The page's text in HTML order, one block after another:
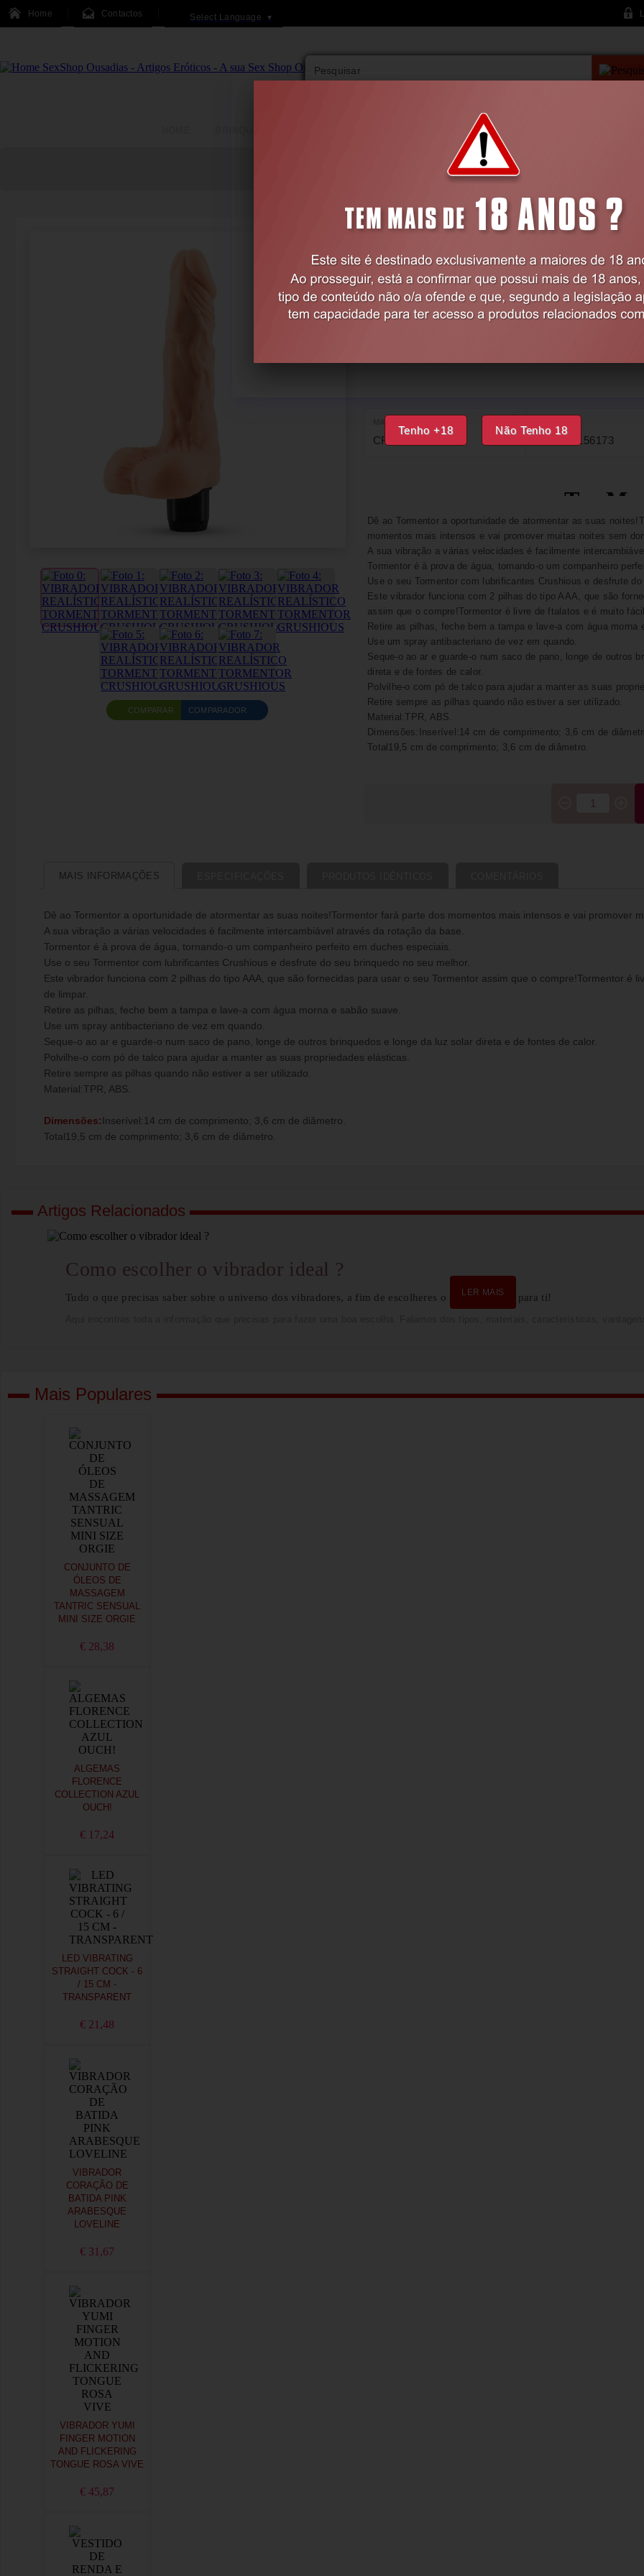
Tenho +18 Não Tenho 18
Home Contactos Select Language ▼
LINGERIE
VIBRADORES
COMPARAR COMPARADOR
VIBRADOR REALÍSTICO TORMENTOR
Código:EX20831
CRUSHIOUS 7403254156173
Dê ao Tormentor a oportunidade de atormentar as suas
momentos mais intensos e vai promover muitas noites sem
A sua vibração a várias velocidades é facilmente
Tormentor é à prova de água, tornando-o um companheiro
Use o seu Tormentor com lubrificantes Crushious e desfrute
Este vibrador funciona com 2 pilhas do tipo AAA, que são
assim que o compre!Tormentor é livre de ftalatos e é muito
Retire as pilhas, feche bem a tampa e lave-a com água morna
Use um spray antibacteriano de vez em quando.
Seque-o ao ar e guarde-o num saco de pano, longe de outros
direta e de fontes de calor.
Polvilhe-o com pó de talco para ajudar a manter as suas
Retire sempre as pilhas quando não estiver a ser utilizado.
Material:TPR, ABS.
Dimensões:Inserível:14 cm de comprimento; 3,6 cm de
Total19,5 cm de comprimento; 3,6 cm de diâmetro.
MAIS INFORMAÇÕES
Dê ao Tormentor a oportunidade de atormentar as suas noites!Tormentor fará parte dos momentos mais intensos e vai promover
A sua vibração a várias velocidades é facilmente intercambiável através da rotação da base.
Tormentor é à prova de água, tornando-o um companheiro perfeito em duches especiais.
Use o seu Tormentor com lubrificantes Crushious e desfrute do seu brinquedo no seu melhor.
Este vibrador funciona com 2 pilhas do tipo AAA, que são fornecidas para usar o seu Tormentor assim que o compre!Tormentor é
de limpar.
Retire as pilhas, feche bem a tampa e lave-a com água morna e sabão suave.
Use um spray antibacteriano de vez em quando.
Seque-o ao ar e guarde-o num saco de pano, longe de outros brinquedos e longe da luz solar direta e de fontes de calor.
Polvilhe-o com pó de talco para ajudar a manter as suas propriedades elásticas.
Retire sempre as pilhas quando não estiver a ser utilizado.
Material:TPR, ABS.
Dimensões:Inserível:14 cm de comprimento; 3,6 cm de diâmetro.
Total19,5 cm de comprimento; 3,6 cm de diâmetro.
Artigos Relacionados
Como escolher o vibrador ideal ?
Tudo o que precisas saber sobre o universo dos vibradores, a fim de escolheres o vibrador ideal para ti!
LER MAIS
Mais Populares
CONJUNTO DE
ÓLEOS DE
MASSAGEM
TANTRIC SENSUAL
MINI SIZE ORGIE
€ 28,38
ALGEMAS
FLORENCE
COLLECTION AZUL
OUCH!
€ 17,24
LED VIBRATING
STRAIGHT COCK - 6
/ 15 CM -
TRANSPARENT
€ 21,48
VIBRADOR
CORAÇÃO DE
BATIDA PINK
ARABESQUE
LOVELINE
€ 31,67
VIBRADOR YUMI
FINGER MOTION
AND FLICKERING
TONGUE ROSA VIVE
€ 45,87